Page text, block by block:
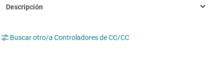
Buscar otro/a Controladores de CC/CC